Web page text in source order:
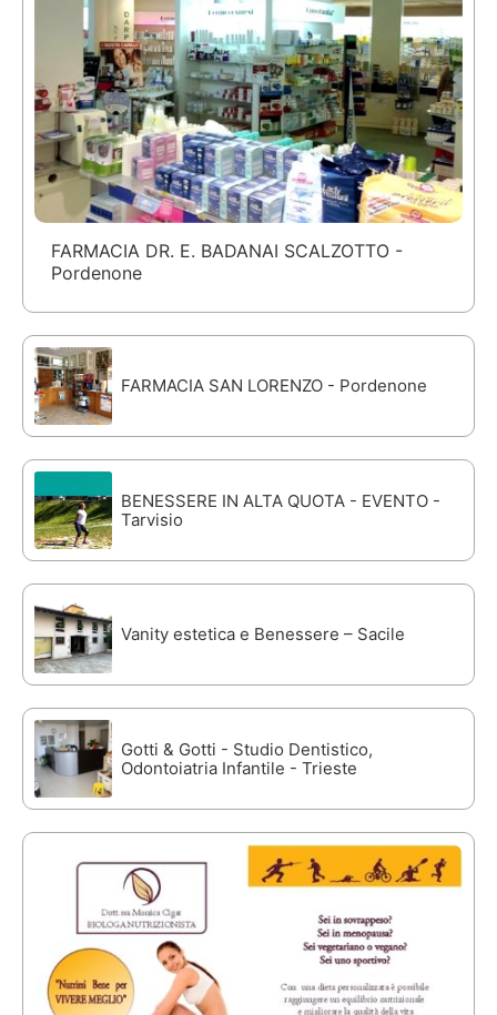
FARMACIA DR. E. BADANAI SCALZOTTO -
Pordenone
FARMACIA SAN LORENZO - Pordenone
BENESSERE IN ALTA QUOTA - EVENTO -
Tarvisio
Vanity estetica e Benessere – Sacile
Gotti & Gotti - Studio Dentistico,
Odontoiatria Infantile - Trieste